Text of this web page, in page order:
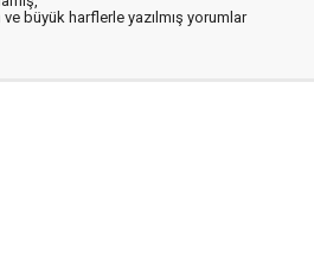
büyük harflerle yazılmış yorumlar